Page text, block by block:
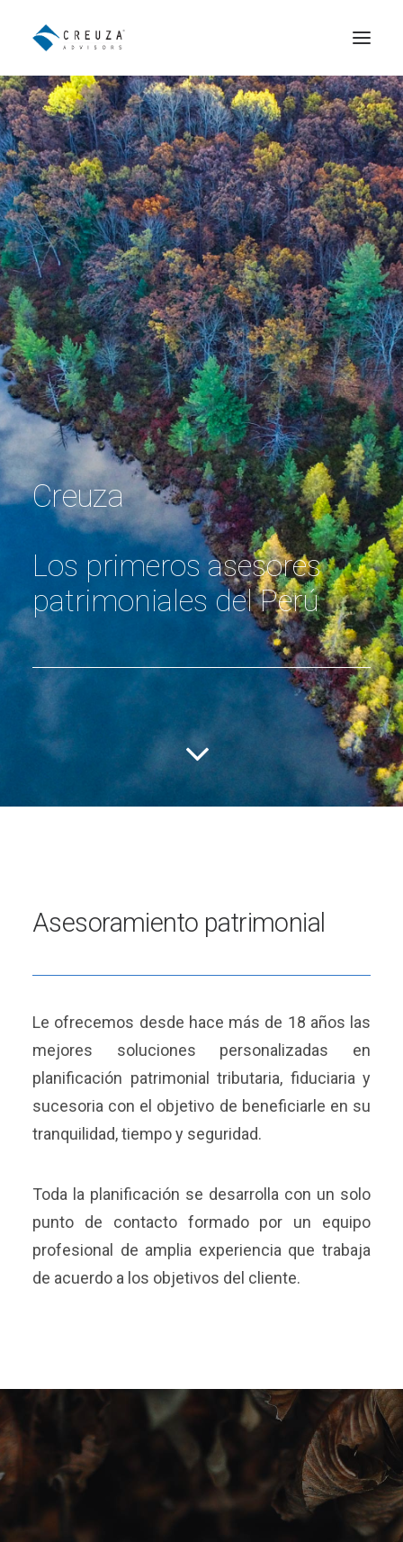
Asesoramiento Patrimonial
Distribución Institucional de
Fondos
El Equipo
Contacto
English
Creuza
Los primeros asesores
patrimoniales del Perú
Asesoramiento patrimonial
Le ofrecemos desde hace más de 18 años las
mejores soluciones personalizadas en
planificación patrimonial tributaria, fiduciaria y
sucesoria con el objetivo de beneficiarle en su
tranquilidad, tiempo y seguridad.
Toda la planificación se desarrolla con un solo
punto de contacto formado por un equipo
profesional de amplia experiencia que trabaja
de acuerdo a los objetivos del cliente.